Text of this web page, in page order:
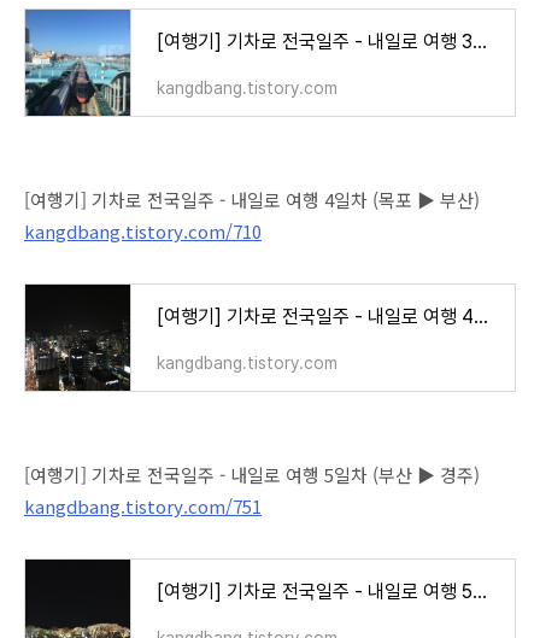
[여행기] 기차로 전국일주 - 내일로 여행 3일차 (광주 ▶ 목포)
kangdbang.tistory.com
[여행기] 기차로 전국일주 - 내일로 여행 4일차 (목포 ▶ 부산)
kangdbang.tistory.com/710
[여행기] 기차로 전국일주 - 내일로 여행 4일차 (목포 ▶ 부산)
kangdbang.tistory.com
[여행기] 기차로 전국일주 - 내일로 여행 5일차 (부산 ▶ 경주)
kangdbang.tistory.com/751
[여행기] 기차로 전국일주 - 내일로 여행 5일차 (부산 ▶ 경주)